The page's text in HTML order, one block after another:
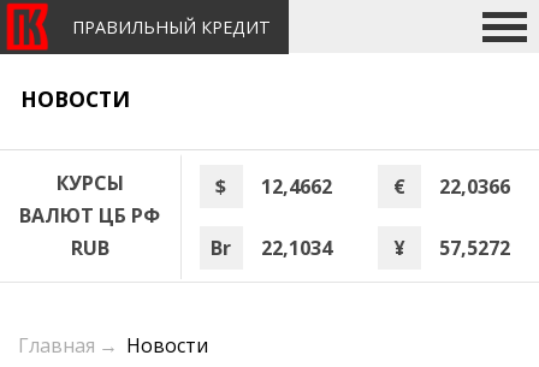
ПРАВИЛЬНЫЙ КРЕДИТ
НОВОСТИ
КУРСЫ
ВАЛЮТ ЦБ РФ
RUB
$ 12,4662 € 22,0366
Br 22,1034 ¥ 57,5272
Главная → Новости